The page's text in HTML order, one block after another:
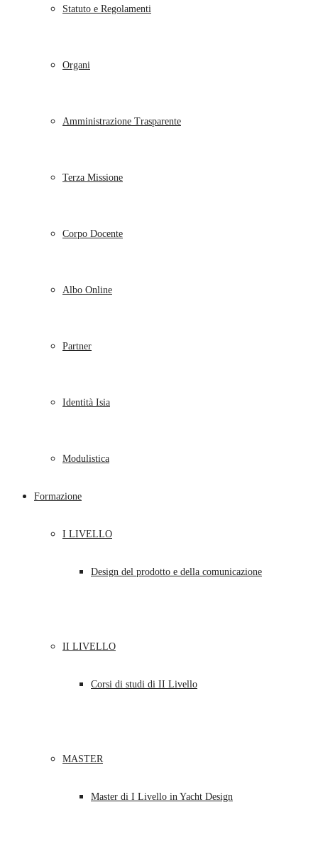
Statuto e Regolamenti
Organi
Amministrazione Trasparente
Terza Missione
Corpo Docente
Albo Online
Partner
Identità Isia
Modulistica
Formazione
I LIVELLO
Design del prodotto e della comunicazione
II LIVELLO
Corsi di studi di II Livello
MASTER
Master di I Livello in Yacht Design